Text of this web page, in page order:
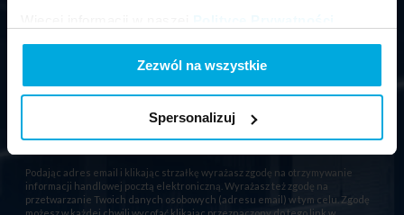
Zezwól na wszystkie
Spersonalizuj
Newsletter
Zapisz się na newsletter aby otrzymać 10% rabatu na pierwsze
Podając adres email i klikając strzałkę wyrażasz zgodę na otrzymywanie
informacji handlowej pocztą elektroniczną. Wyrażasz też zgodę na
przetwarzanie Twoich danych osobowych (adresu email) w tym celu. Zgodę
możesz w każdej chwili wycofać klikając przeznaczony do tego link w